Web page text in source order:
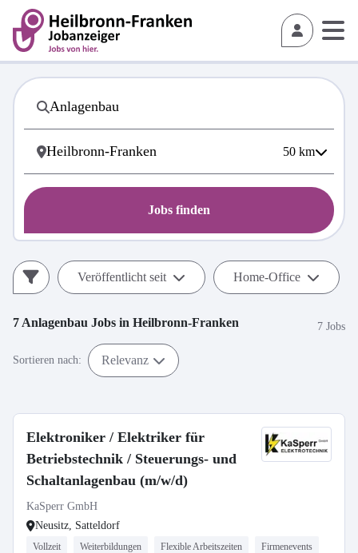
50 km
Jobs finden
Veröffentlicht seit Home-Office
7 Anlagenbau Jobs in Heilbronn-Franken 7 Jobs
Sortieren nach: Relevanz
Elektroniker / Elektriker für
Betriebstechnik / Steuerungs- und
Schaltanlagenbau (m/w/d)
KaSperr GmbH
Neusitz, Satteldorf
Vollzeit Weiterbildungen Flexible Arbeitszeiten Firmenevents